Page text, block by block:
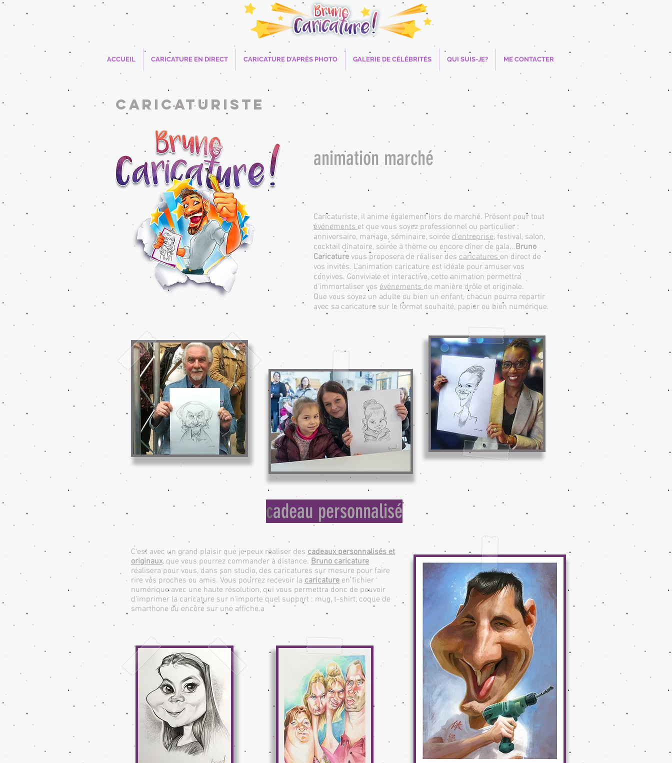
ACCUEIL CARICATURE EN DIRECT CARICATURE D'APRÈS PHOTO GALERIE DE CÉLÉBRITÉS QUI SUIS-JE? ME CONTACTER
caricaturiste
animation marché
​Caricaturiste, il anime également lors de marché. Présent pour tout
événementset que vous soyez professionnel ou particulier :
anniversaire, mariage, séminaire, soirée d'entreprise, festival, salon,
cocktail dînatoire, soirée à thème ou encore dîner de gala...Bruno
Caricature vous proposera de réaliser des caricaturesen direct de
vos invités. L’animation caricature est idéale pour amuser vos
convives. Conviviale et interactive, cette animation permettra
d'immortaliser vos événementsde manière drôle et originale.
Que vous soyez un adulte ou bien un enfant, chacun pourra repartir
avec sa caricature sur le format souhaité, papier ou bien numérique.
cadeau personnalisé
C'est avec un grand plaisir que je peux réaliser des cadeaux personnalisés et
originaux, que vous pourrez commander à distance. Bruno caricature
réalisera pour vous, dans son studio, des caricatures sur mesure pour faire
rire vos proches ou amis. Vous pourrez recevoir la caricature en fichier
numérique avec une haute résolution, qui vous permettra donc de pouvoir
d'imprimer la caricature sur n'importe quel support : mug, t-shirt, coque de
smarthone ou encore sur une affiche.a